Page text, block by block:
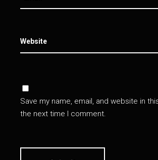
Save my name, email, and website in
the next time I comment.